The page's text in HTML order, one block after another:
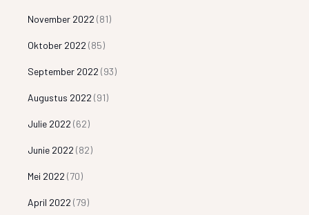
November 2022 (81)
Oktober 2022 (85)
September 2022 (93)
Augustus 2022 (91)
Julie 2022 (62)
Junie 2022 (82)
Mei 2022 (70)
April 2022 (79)